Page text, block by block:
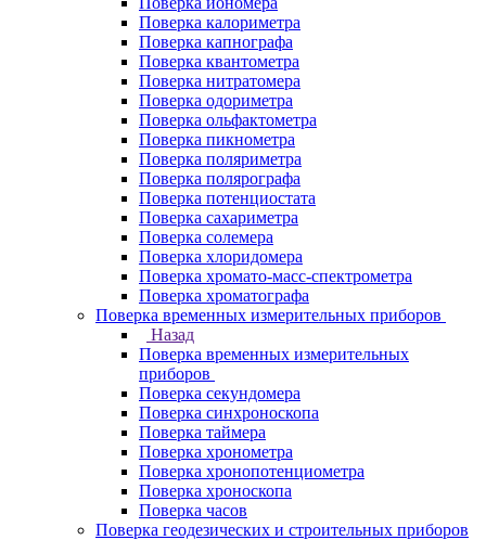
Поверка калориметра
Поверка капнографа
Поверка квантометра
Поверка нитратомера
Поверка одориметра
Поверка ольфактометра
Поверка пикнометра
Поверка поляриметра
Поверка полярографа
Поверка потенциостата
Поверка сахариметра
Поверка солемера
Поверка хлоридомера
Поверка хромато-масс-спектрометра
Поверка хроматографа
Поверка временных измерительных приборов
Назад
Поверка временных измерительных
приборов
Поверка секундомера
Поверка синхроноскопа
Поверка таймера
Поверка хронометра
Поверка хронопотенциометра
Поверка хроноскопа
Поверка часов
Поверка геодезических и строительных приборов